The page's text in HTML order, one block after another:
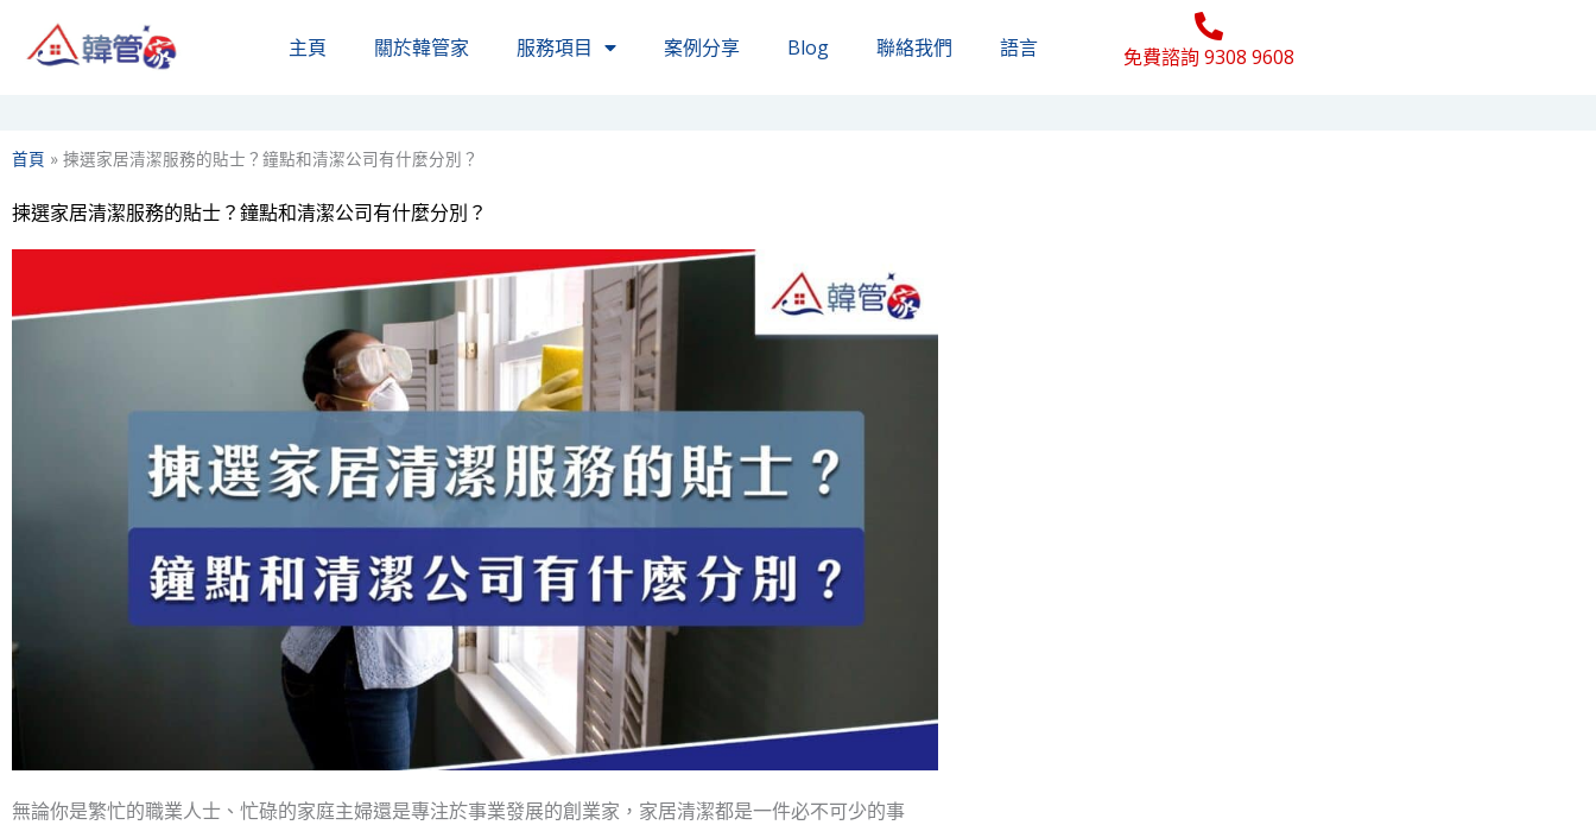
主頁 關於韓管家​ 服務項目 案例分享 Blog 聯絡我們 語言 免費諮詢 9308 9608
首頁 » 揀選家居清潔服務的貼士？鐘點和清潔公司有什麼分別？
揀選家居清潔服務的貼士？鐘點和清潔公司有什麼分別？
無論你是繁忙的職業人士、忙碌的家庭主婦還是專注於事業發展的創業家，家居清潔都是一件必不可少的事